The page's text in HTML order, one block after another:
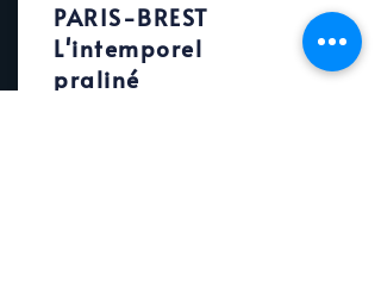
PARIS-BREST
L'intemporel
praliné